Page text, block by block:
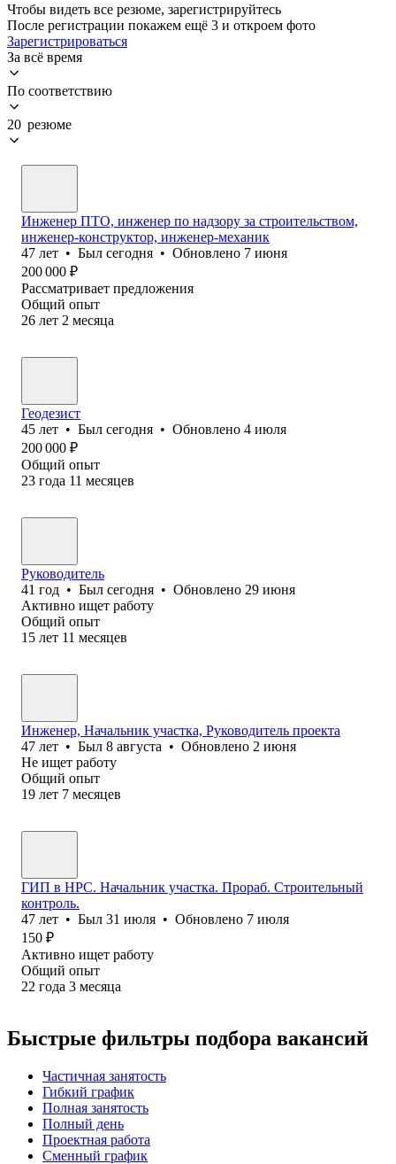
Чтобы видеть все резюме, зарегистрируйтесь
После регистрации покажем ещё 3 и откроем фото
Зарегистрироваться
За всё время
По соответствию
20 резюме
Инженер ПТО, инженер по надзору за строительством,
инженер-конструктор, инженер-механик
47 лет • Был сегодня • Обновлено 7 июня
200 000 ₽
Рассматривает предложения
Общий опыт
26 лет 2 месяца
Геодезист
45 лет • Был сегодня • Обновлено 4 июля
200 000 ₽
Общий опыт
23 года 11 месяцев
Руководитель
41 год • Был сегодня • Обновлено 29 июня
Активно ищет работу
Общий опыт
15 лет 11 месяцев
Инженер, Начальник участка, Руководитель проекта
47 лет • Был 8 августа • Обновлено 2 июня
Не ищет работу
Общий опыт
19 лет 7 месяцев
ГИП в НРС. Начальник участка. Прораб. Строительный
контроль.
47 лет • Был 31 июля • Обновлено 7 июля
150 ₽
Активно ищет работу
Общий опыт
22 года 3 месяца
Быстрые фильтры подбора вакансий
Частичная занятость
Гибкий график
Полная занятость
Полный день
Проектная работа
Сменный график